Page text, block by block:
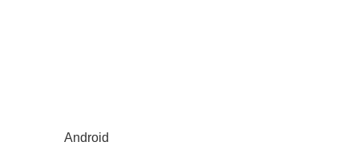
Android